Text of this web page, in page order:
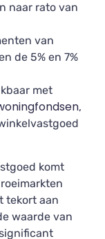
naar rato van
van
de 5% en 7%
met
,
komt
tekort aan
waarde van